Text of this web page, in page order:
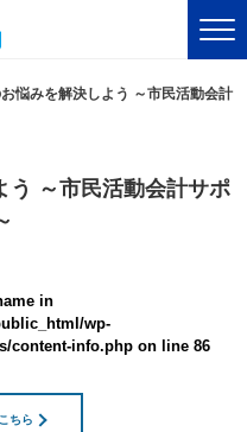
悩みを解決しよう ～市民活動会計
う ～市民活動会計サポ
in
wp-
content-info.php on line86
ちら